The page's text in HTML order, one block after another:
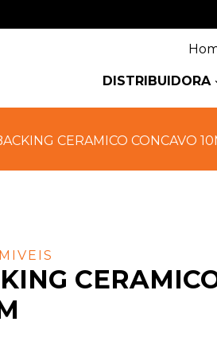
DISTRIBUIDORA
CERAMICO CONCAVO